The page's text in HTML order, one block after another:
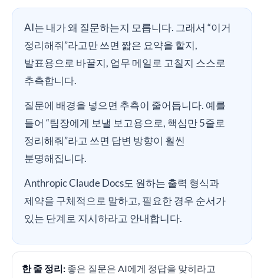
AI는 내가 왜 질문하는지 모릅니다. 그래서 “이거
정리해줘”라고만 쓰면 짧은 요약을 할지,
발표용으로 바꿀지, 업무 메일로 고칠지 스스로
추측합니다.
질문에 배경을 넣으면 추측이 줄어듭니다. 예를
들어 “팀장에게 보낼 보고용으로, 핵심만 5줄로
정리해줘”라고 쓰면 답변 방향이 훨씬
분명해집니다.
Anthropic Claude Docs도 원하는 출력 형식과
제약을 구체적으로 말하고, 필요한 경우 순서가
있는 단계로 지시하라고 안내합니다.
한 줄 정리: 좋은 질문은 AI에게 정답을 맞히라고